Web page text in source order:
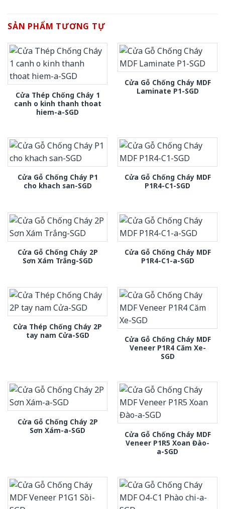
SẢN PHẨM TƯƠNG TỰ
Cửa Thép Chống Cháy 1
canh o kinh thanh thoat
hiem-a-SGD
Cửa Gỗ Chống Cháy MDF
Laminate P1-SGD
Cửa Gỗ Chống Cháy P1
cho khach san-SGD
Cửa Gỗ Chống Cháy MDF
P1R4-C1-SGD
Cửa Gỗ Chống Cháy 2P
Sơn Xám Trắng-SGD
Cửa Gỗ Chống Cháy MDF
P1R4-C1-a-SGD
Cửa Thép Chống Cháy 2P
tay nam Cửa-SGD
Cửa Gỗ Chống Cháy MDF
Veneer P1R4 Căm Xe-
SGD
Cửa Gỗ Chống Cháy 2P
Sơn Xám-a-SGD
Cửa Gỗ Chống Cháy MDF
Veneer P1R5 Xoan Đào-
a-SGD